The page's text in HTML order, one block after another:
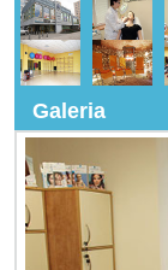
Galeria